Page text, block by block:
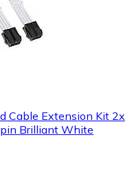
Cable Extension Kit 2x
Brilliant White